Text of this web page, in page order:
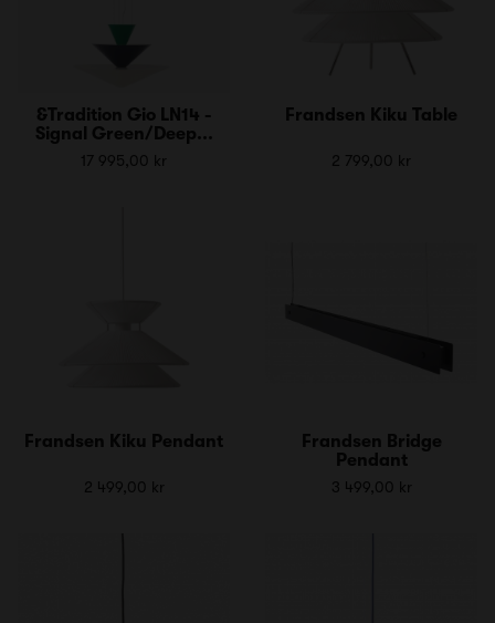
&Tradition Gio LN14 -
Signal Green/Deep...
17 995,00 kr
Frandsen Kiku Table
2 799,00 kr
Frandsen Kiku Pendant
2 499,00 kr
Frandsen Bridge
Pendant
3 499,00 kr